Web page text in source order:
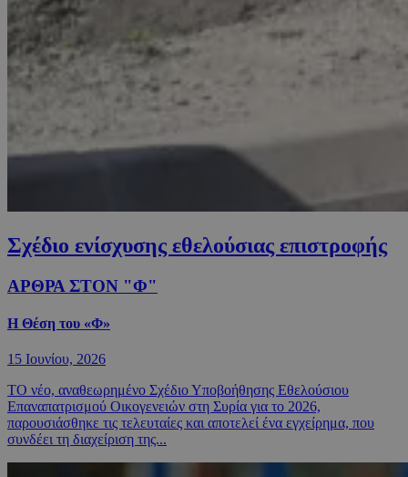
Σχέδιο ενίσχυσης εθελούσιας επιστροφής
ΑΡΘΡΑ ΣΤΟΝ "Φ"
Η Θέση του «Φ»
15 Ιουνίου, 2026
ΤΟ νέο, αναθεωρημένο Σχέδιο Υποβοήθησης Εθελούσιου
Επαναπατρισμού Οικογενειών στη Συρία για το 2026,
παρουσιάσθηκε τις τελευταίες και αποτελεί ένα εγχείρημα, που
συνδέει τη διαχείριση της...